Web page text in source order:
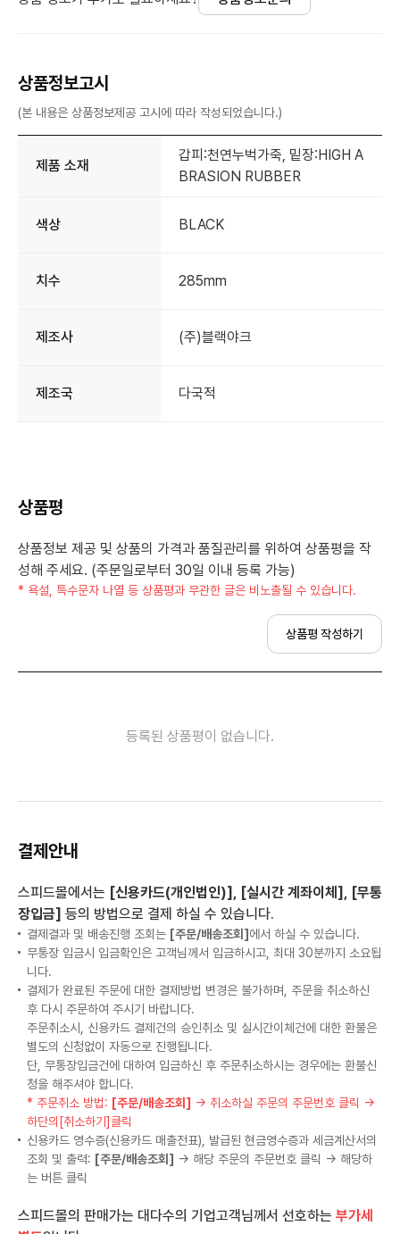
상품정보고시
(본 내용은 상품정보제공 고시에 따라 작성되었습니다.)
제품 소재
갑피:천연누벅가죽, 밑장:HIGH A
BRASION RUBBER
색상 BLACK
치수 285mm
제조사 (주)블랙야크
제조국 다국적
상품평
상품정보 제공 및 상품의 가격과 품질관리를 위하여 상품평을 작
성해 주세요. (주문일로부터 30일 이내 등록 가능)
* 욕설, 특수문자 나열 등 상품평과 무관한 글은 비노출될 수 있습니다.
상품평 작성하기
등록된 상품평이 없습니다.
결제안내
스피드몰에서는 [신용카드(개인법인)], [실시간 계좌이체], [무통
장입금] 등의 방법으로 결제 하실 수 있습니다.
결제결과 및 배송진행 조회는 [주문/배송조회] 에서 하실 수 있습니다.
무통장 입금시 입금확인은 고객님께서 입금하시고, 최대 30분까지 소요됩
니다.
결제가 완료된 주문에 대한 결제방법 변경은 불가하며, 주문을 취소하신
후 다시 주문하여 주시기 바랍니다.
주문취소시, 신용카드 결제건의 승인취소 및 실시간이체건에 대한 환불은
별도의 신청없이 자동으로 진행됩니다.
단, 무통장입금건에 대하여 입금하신 후 주문취소하시는 경우에는 환불신
청을 해주셔야 합니다.
* 주문취소 방법: [주문/배송조회] → 취소하실 주문의 주문번호 클릭 →
하단의[취소하기]클릭
신용카드 영수증(신용카드 매출전표), 발급된 현금영수증과 세금계산서의
조회 및 출력: [주문/배송조회] → 해당 주문의 주문번호 클릭 → 해당하
는 버튼 클릭
스피드몰의 판매가는 대다수의 기업고객님께서 선호하는 부가세